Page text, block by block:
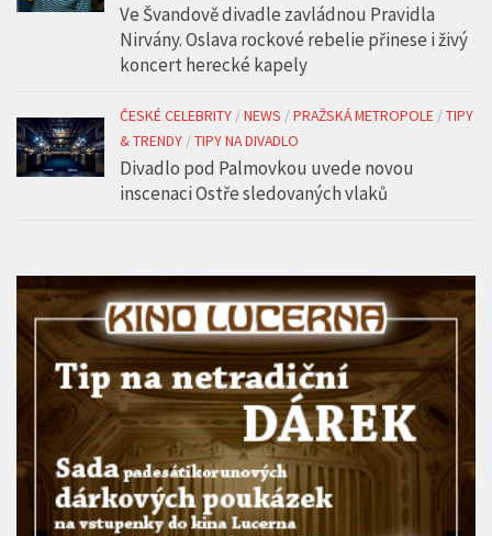
Ve Švandově divadle zavládnou Pravidla
Nirvány. Oslava rockové rebelie přinese i živý
koncert herecké kapely
ČESKÉ CELEBRITY /NEWS /PRAŽSKÁ METROPOLE /TIPY
& TRENDY /TIPY NA DIVADLO
Divadlo pod Palmovkou uvede novou
inscenaci Ostře sledovaných vlaků